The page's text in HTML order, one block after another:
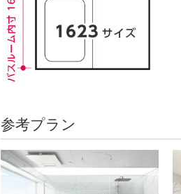
参考プラン